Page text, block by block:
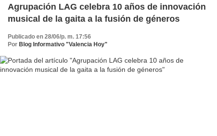
Agrupación LAG celebra 10 años de innovación
musical de la gaita a la fusión de géneros
Publicado en 28/06/p. m. 17:56
Por Blog Informativo "Valencia Hoy"